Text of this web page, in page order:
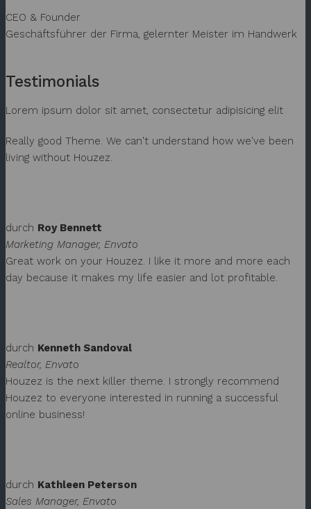
CEO & Founder
Geschäftsführer der Firma, gelernter Meister im Handwerk
Testimonials
Lorem ipsum dolor sit amet, consectetur adipisicing elit
Really good Theme. We can't understand how we've been
living without Houzez.
durch Roy Bennett
Marketing Manager, Envato
Great work on your Houzez. I like it more and more each
day because it makes my life easier and lot profitable.
durch Kenneth Sandoval
Realtor, Envato
Houzez is the next killer theme. I strongly recommend
Houzez to everyone interested in running a successful
online business!
durch Kathleen Peterson
Sales Manager, Envato